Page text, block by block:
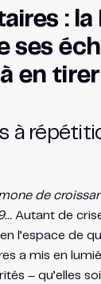
: la
ses
en tirer
à
de
Autant de
l’espace de
a mis en
– qu’elles